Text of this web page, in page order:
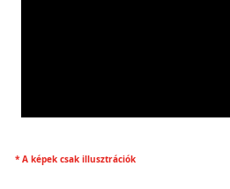
* A képek csak illusztrációk